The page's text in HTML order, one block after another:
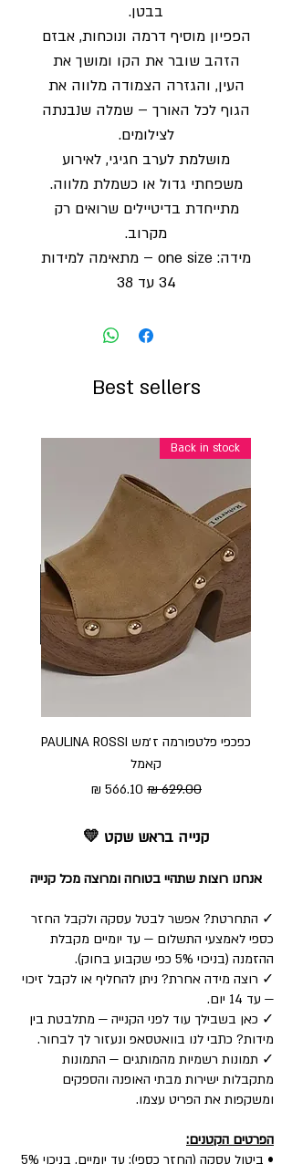
בבטן.
הפפיון מוסיף דרמה ונוכחות, אבזם
הזהב שובר את הקו ומושך את
העין, והגזרה הצמודה מלווה את
הגוף לכל האורך – שמלה שנבנתה
לצילומים.
מושלמת לערב חגיגי, לאירוע
משפחתי גדול או כשמלת מלווה.
מתייחדת בדיטיילים שרואים רק
מקרוב.
מידה: one size – מתאימה למידות
34 עד 38
Best sellers
Back in stock
כפכפי פלטפורמה ז׳מש PAULINA ROSSI
קאמל
מחיר רגיל מחיר מבצע
קנייה בראש שקט 💛
אנחנו רוצות שתהיי בטוחה ומרוצה מכל קנייה
✓ התחרטת? אפשר לבטל עסקה ולקבל החזר
כספי לאמצעי התשלום — עד יומיים מקבלת
ההזמנה (בניכוי 5% כפי שקבוע בחוק).
✓ רוצה מידה אחרת? ניתן להחליף או לקבל זיכוי
— עד 14 יום.
✓ כאן בשבילך עוד לפני הקנייה — מתלבטת בין
מידות? כתבי לנו בוואטסאפ ונעזור לך לבחור.
✓ תמונות רשמיות מהמותגים — התמונות
מתקבלות ישירות מבתי האופנה והספקים
ומשקפות את הפריט עצמו.
הפרטים הקטנים:
• ביטול עסקה (החזר כספי): עד יומיים, בניכוי 5%